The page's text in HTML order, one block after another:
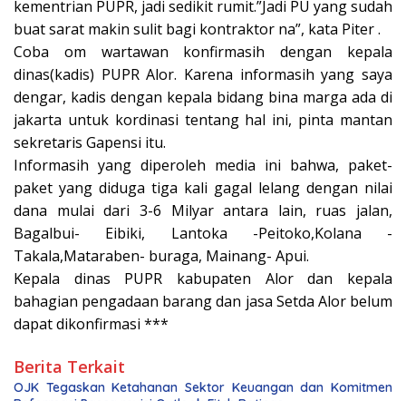
kementrian PUPR, jadi sedikit rumit.”Jadi PU yang sudah
buat sarat makin sulit bagi kontraktor na”, kata Piter .
Coba om wartawan konfirmasih dengan kepala
dinas(kadis) PUPR Alor. Karena informasih yang saya
dengar, kadis dengan kepala bidang bina marga ada di
jakarta untuk kordinasi tentang hal ini, pinta mantan
sekretaris Gapensi itu.
Informasih yang diperoleh media ini bahwa, paket-
paket yang diduga tiga kali gagal lelang dengan nilai
dana mulai dari 3-6 Milyar antara lain, ruas jalan,
Bagalbui- Eibiki, Lantoka -Peitoko,Kolana -
Takala,Mataraben- buraga, Mainang- Apui.
Kepala dinas PUPR kabupaten Alor dan kepala
bahagian pengadaan barang dan jasa Setda Alor belum
dapat dikonfirmasi ***
Berita Terkait
OJK Tegaskan Ketahanan Sektor Keuangan dan Komitmen